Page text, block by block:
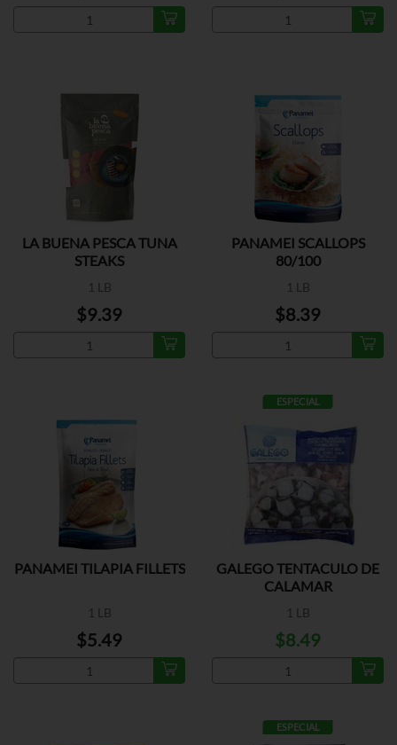
LA BUENA PESCA TUNA
STEAKS
1 LB
$9.39
PANAMEI SCALLOPS
80/100
1 LB
$8.39
PANAMEI TILAPIA FILLETS
1 LB
$5.49
ESPECIAL
GALEGO TENTACULO DE
CALAMAR
1 LB
$8.49
ESPECIAL